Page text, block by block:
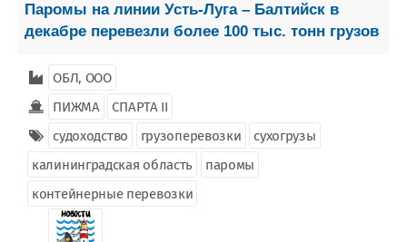
Паромы на линии Усть-Луга – Балтийск в
декабре перевезли более 100 тыс. тонн грузов
ОБЛ, ООО
ПИЖМА
СПАРТА II
судоходство
грузоперевозки
сухогрузы
калининградская область
паромы
контейнерные перевозки